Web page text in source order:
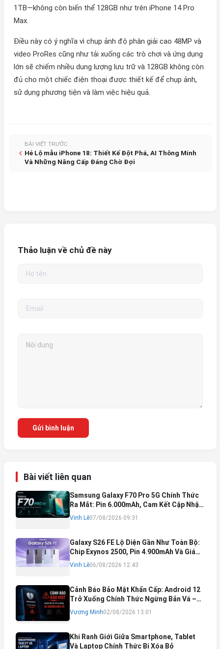
1TB—không còn biến thể 128GB như trên iPhone 14 Pro
Max.
Điều này có ý nghĩa vì chụp ảnh độ phân giải cao 48MP và
video ProRes cũng như tải xuống các trò chơi và ứng dụng
lớn sẽ chiếm nhiều dung lượng lưu trữ và 128GB không còn
đủ cho một chiếc điện thoại được thiết kế để chụp ảnh,
sử dụng phương tiện và làm việc hiệu quả.
BÀI VIẾT TRƯỚC
Hé Lộ mẫu iPhone 18: Thiết Kế Đột Phá, AI Thông Minh
Và Những Nâng Cấp Đáng Chờ Đợi
Thảo luận về chủ đề này
Gửi bình luận
Bài viết liên quan
Samsung Galaxy F70 Pro 5G Chính Thức
Ra Mắt: Pin 6.000mAh, Cam Kết Cập Nhật
Phần Mềm 6 Năm
Vinh Lê07/08/2026 09:31
Galaxy S26 FE Lộ Diện Gần Như Toàn Bộ:
Chip Exynos 2500, Pin 4.900mAh Và Giá
Bán Dự Kiến
Vinh Lê06/08/2026 12:43
Cảnh Báo Bảo Mật Khẩn Cấp: Android 12
Trở Xuống Chính Thức Ngừng Bản Vá –
Rủi Ro Mất Tài Khoản Ngân Hàng & Cách
Khắc Phục
Vương Minh02/08/2026 13:01
Khi Ranh Giới Giữa Smartphone, Tablet
Và Laptop Chính Thức Bị Xóa Bỏ